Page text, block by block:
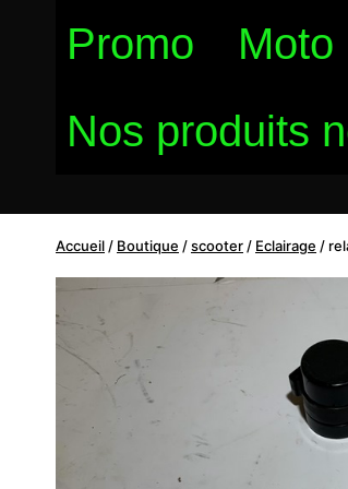
Promo Moto
Nos produits
Accueil / Boutique /scooter / Eclairage /